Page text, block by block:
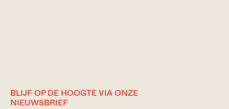
BLIJF OP DE HOOGTE VIA ONZE
NIEUWSBRIEF